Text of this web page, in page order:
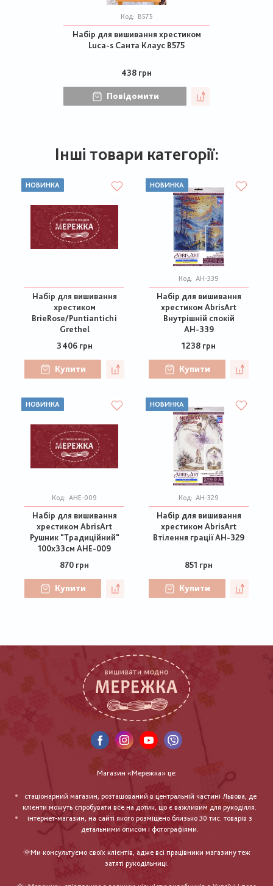
Код: В575
Набір для вишивання хрестиком
Luca-s Санта Клаус В575
438 грн
Повідомити
Інші товари категорії:
НОВИНКА
Набір для вишивання
хрестиком
BrieRose/Puntiantichi
Grethel
3406 грн
Купити
НОВИНКА
Код: АН-339
Набір для вишивання
хрестиком AbrisArt
Внутрішній спокій
АН-339
1238 грн
Купити
НОВИНКА
Код: AHE-009
Набір для вишивання
хрестиком AbrisArt
Рушник "Традиційний"
100х33см AHE-009
870 грн
Купити
НОВИНКА
Код: АН-329
Набір для вишивання
хрестиком AbrisArt
Втілення грації АН-329
851 грн
Купити
Магазин «Мережка» це:
стаціонарний магазин, розташований в центральній частині Львова, де
клієнти можуть спробувати все на дотик, що є важливим для рукоділля.
інтернет-магазин, на сайті якого розміщено близько 30 тис. товарів з
детальними описом і фотографіями.
🌞Ми консультуємо своїх клієнтів, адже всі працівники магазину теж
затяті рукодільниці.